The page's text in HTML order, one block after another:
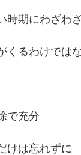
時期にわざわ
くるわけでは
で充分
けは忘れずに